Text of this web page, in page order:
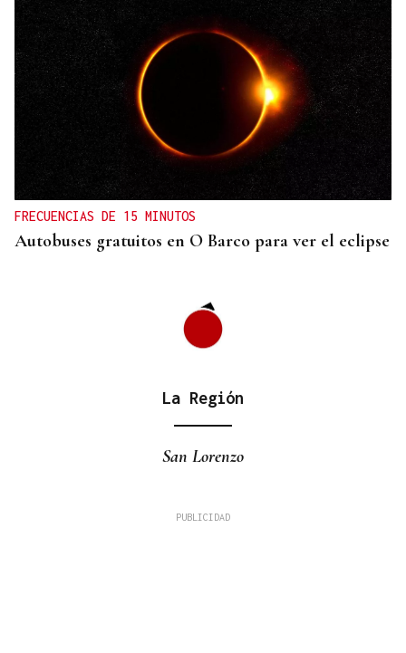
FRECUENCIAS DE 15 MINUTOS
Autobuses gratuitos en O Barco para ver el eclipse
La Región
San Lorenzo